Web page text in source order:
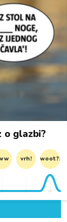
o glazbi?
vrh! woot?!